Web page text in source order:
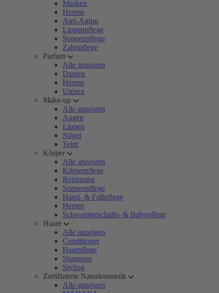
Masken
Herren
Anti-Aging
Lippenpflege
Sonnenpflege
Zahnpflege
Parfum
Alle anzeigen
Damen
Herren
Unisex
Make-up
Alle anzeigen
Augen
Lippen
Nägel
Teint
Körper
Alle anzeigen
Körperpflege
Reinigung
Sonnenpflege
Hand- & Fußpflege
Herren
Schwangerschafts- & Babypflege
Haare
Alle anzeigen
Conditioner
Haarpflege
Shampoo
Styling
Zertifizierte Naturkosmetik
Alle anzeigen